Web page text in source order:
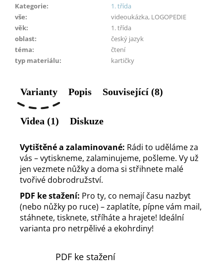
Kategorie:
1. třída
vše:
videoukázka, LOGOPEDIE
věk:
1. třída
oblast:
český jazyk
téma:
čtení
typ materiálu: kartičky
Varianty Popis Související (8)
Videa (1) Diskuze
Vytištěné a zalaminované: Rádi to uděláme za
vás – vytiskneme, zalaminujeme, pošleme. Vy už
jen vezmete nůžky a doma si střihnete malé
tvořivé dobrodružství.
PDF ke stažení: Pro ty, co nemají času nazbyt
(nebo nůžky po ruce) – zaplatíte, pípne vám mail,
stáhnete, tisknete, stříháte a hrajete! Ideální
varianta pro netrpělivé a ekohrdiny!
PDF ke stažení